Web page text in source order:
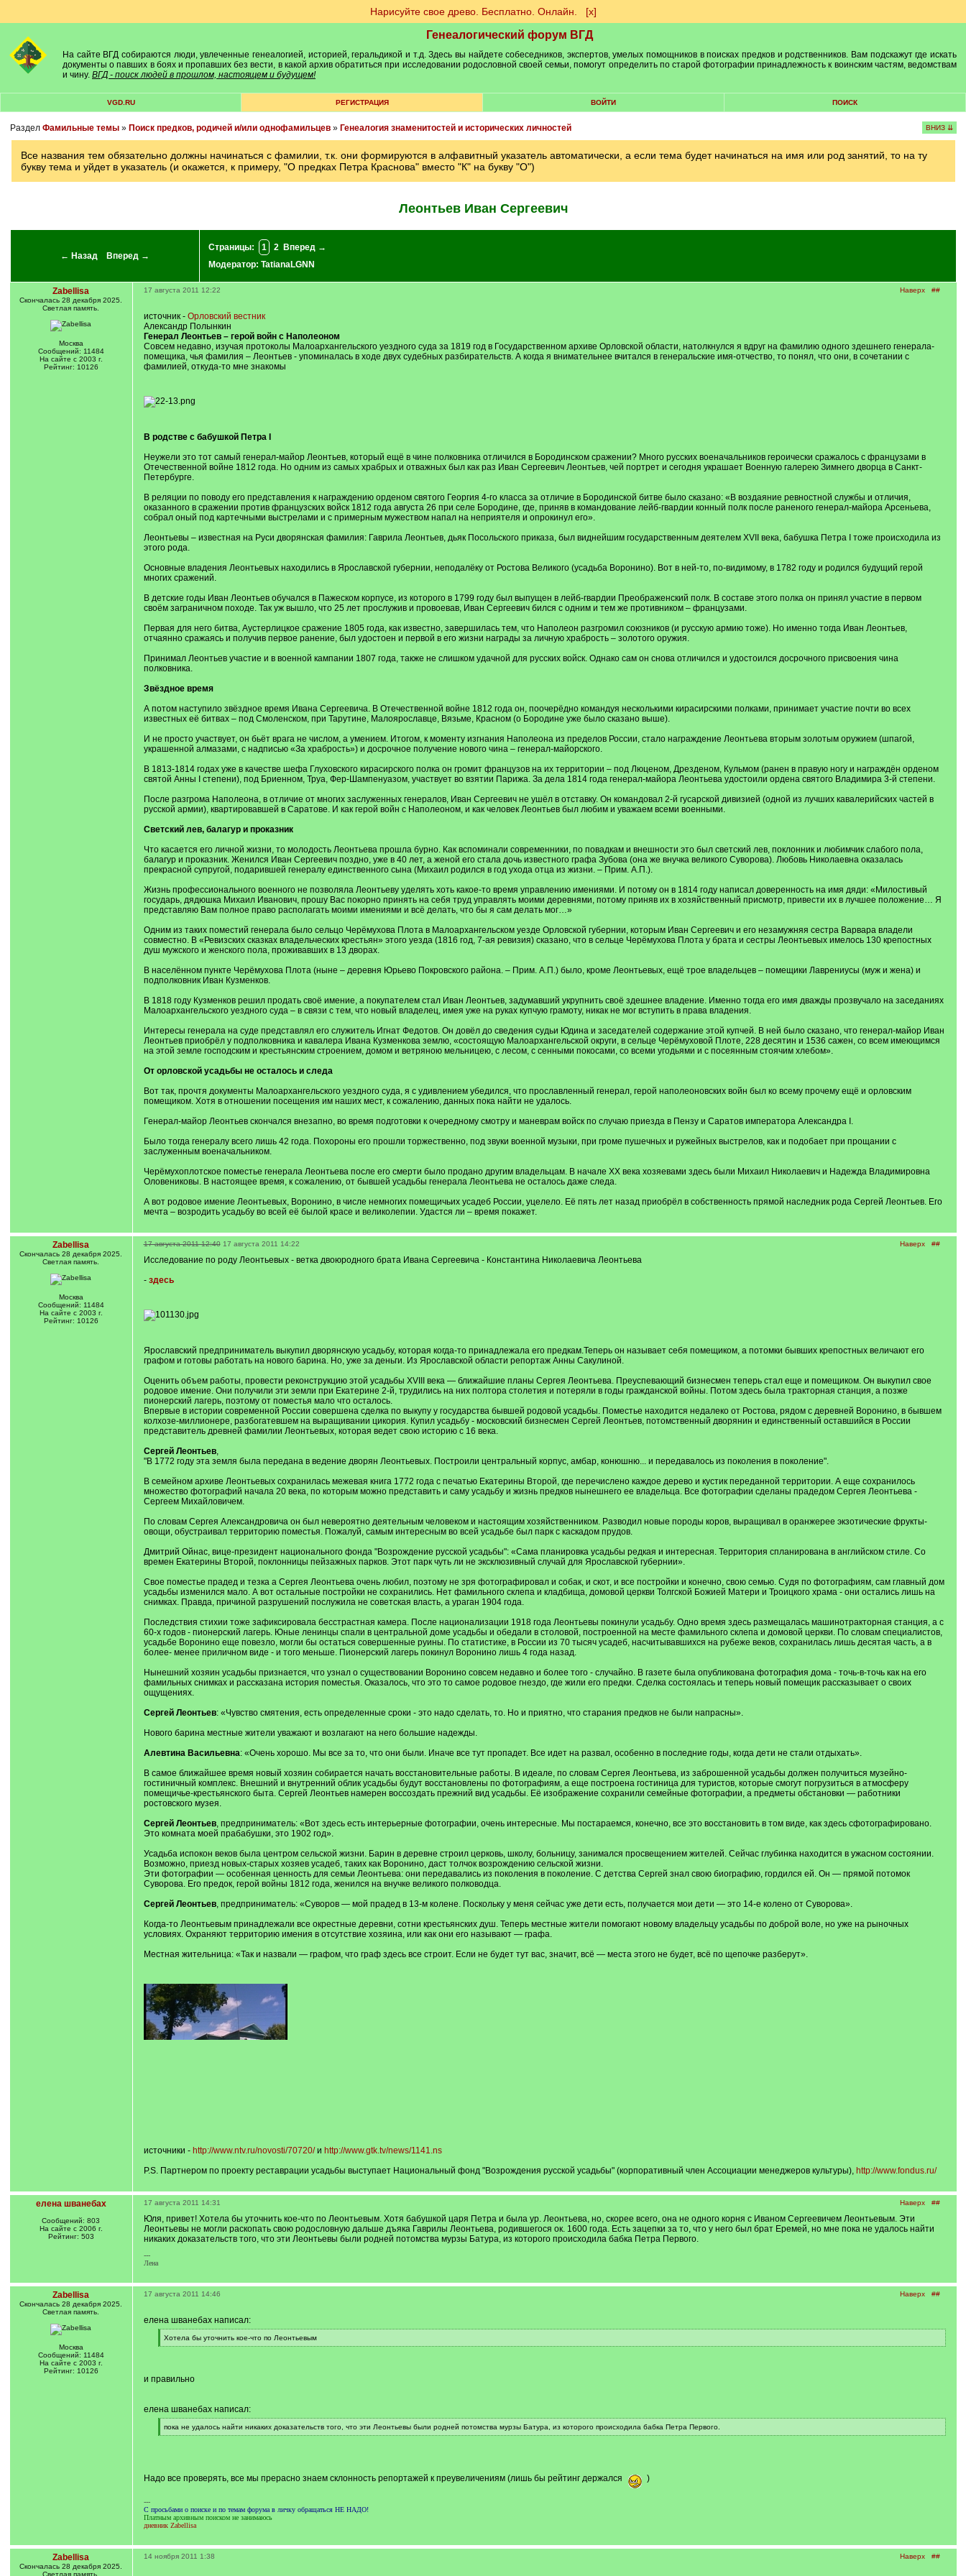
Нарисуйте свое древо. Бесплатно. Онлайн. [х]
Генеалогический форум ВГД
На сайте ВГД собираются люди, увлеченные генеалогией, историей, геральдикой и т.д. Здесь вы найдете собеседников, экспертов, умелых помощников в поисках предков и родственников. Вам подскажут где искать
документы о павших в боях и пропавших без вести, в какой архив обратиться при исследовании родословной своей семьи, помогут определить по старой фотографии принадлежность к воинским частям, ведомствам
и чину. ВГД - поиск людей в прошлом, настоящем и будущем!
VGD.RU РЕГИСТРАЦИЯ ВОЙТИ ПОИСК
Раздел Фамильные темы» Поиск предков, родичей и/или однофамильцев» Генеалогия знаменитостей и исторических личностей ВНИЗ ⇊
Все названия тем обязательно должны начинаться с фамилии, т.к. они формируются в алфавитный указатель автоматически, а если тема будет начинаться на имя или род занятий, то на ту
букву тема и уйдет в указатель (и окажется, к примеру, "О предках Петра Краснова" вместо "К" на букву "О")
Леонтьев Иван Сергеевич
← Назад Вперед →
Страницы: 1 2
Вперед →
Модератор: TatianaLGNN
Zabellisa
Cкончалась 28 декабря 2025.
Светлая память.
Москва
Сообщений: 11484
На сайте с 2003 г.
Рейтинг: 10126
Наверх ##
17 августа 2011 12:22
источник - Орловский вестник
Александр Полынкин
Генерал Леонтьев – герой войн с Наполеоном
Совсем недавно, изучая протоколы Малоархангельского уездного суда за 1819 год в Государственном архиве Орловской области, натолкнулся я вдруг на фамилию одного здешнего генерала-
помещика, чья фамилия – Леонтьев - упоминалась в ходе двух судебных разбирательств. А когда я внимательнее вчитался в генеральские имя-отчество, то понял, что они, в сочетании с
фамилией, откуда-то мне знакомы
В родстве с бабушкой Петра I
Неужели это тот самый генерал-майор Леонтьев, который ещё в чине полковника отличился в Бородинском сражении? Много русских военачальников героически сражалось с французами в
Отечественной войне 1812 года. Но одним из самых храбрых и отважных был как раз Иван Сергеевич Леонтьев, чей портрет и сегодня украшает Военную галерею Зимнего дворца в Санкт-
Петербурге.
В реляции по поводу его представления к награждению орденом святого Георгия 4-го класса за отличие в Бородинской битве было сказано: «В воздаяние ревностной службы и отличия,
оказанного в сражении против французских войск 1812 года августа 26 при селе Бородине, где, приняв в командование лейб-гвардии конный полк после раненого генерал-майора Арсеньева,
собрал оный под картечными выстрелами и с примерным мужеством напал на неприятеля и опрокинул его».
Леонтьевы – известная на Руси дворянская фамилия: Гаврила Леонтьев, дьяк Посольского приказа, был виднейшим государственным деятелем XVII века, бабушка Петра I тоже происходила из
этого рода.
Основные владения Леонтьевых находились в Ярославской губернии, неподалёку от Ростова Великого (усадьба Воронино). Вот в ней-то, по-видимому, в 1782 году и родился будущий герой
многих сражений.
В детские годы Иван Леонтьев обучался в Пажеском корпусе, из которого в 1799 году был выпущен в лейб-гвардии Преображенский полк. В составе этого полка он принял участие в первом
своём заграничном походе. Так уж вышло, что 25 лет прослужив и провоевав, Иван Сергеевич бился с одним и тем же противником – французами.
Первая для него битва, Аустерлицкое сражение 1805 года, как известно, завершилась тем, что Наполеон разгромил союзников (и русскую армию тоже). Но именно тогда Иван Леонтьев,
отчаянно сражаясь и получив первое ранение, был удостоен и первой в его жизни награды за личную храбрость – золотого оружия.
Принимал Леонтьев участие и в военной кампании 1807 года, также не слишком удачной для русских войск. Однако сам он снова отличился и удостоился досрочного присвоения чина
полковника.
Звёздное время
А потом наступило звёздное время Ивана Сергеевича. В Отечественной войне 1812 года он, поочерёдно командуя несколькими кирасирскими полками, принимает участие почти во всех
известных её битвах – под Смоленском, при Тарутине, Малоярославце, Вязьме, Красном (о Бородине уже было сказано выше).
И не просто участвует, он бьёт врага не числом, а умением. Итогом, к моменту изгнания Наполеона из пределов России, стало награждение Леонтьева вторым золотым оружием (шпагой,
украшенной алмазами, с надписью «За храбрость») и досрочное получение нового чина – генерал-майорского.
В 1813-1814 годах уже в качестве шефа Глуховского кирасирского полка он громит французов на их территории – под Люценом, Дрезденом, Кульмом (ранен в правую ногу и награждён орденом
святой Анны I степени), под Бриенном, Труа, Фер-Шампенуазом, участвует во взятии Парижа. За дела 1814 года генерал-майора Леонтьева удостоили ордена святого Владимира 3-й степени.
После разгрома Наполеона, в отличие от многих заслуженных генералов, Иван Сергеевич не ушёл в отставку. Он командовал 2-й гусарской дивизией (одной из лучших кавалерийских частей в
русской армии), квартировавшей в Саратове. И как герой войн с Наполеоном, и как человек Леонтьев был любим и уважаем всеми военными.
Светский лев, балагур и проказник
Что касается его личной жизни, то молодость Леонтьева прошла бурно. Как вспоминали современники, по повадкам и внешности это был светский лев, поклонник и любимчик слабого пола,
балагур и проказник. Женился Иван Сергеевич поздно, уже в 40 лет, а женой его стала дочь известного графа Зубова (она же внучка великого Суворова). Любовь Николаевна оказалась
прекрасной супругой, подарившей генералу единственного сына (Михаил родился в год ухода отца из жизни. – Прим. А.П.).
Жизнь профессионального военного не позволяла Леонтьеву уделять хоть какое-то время управлению имениями. И потому он в 1814 году написал доверенность на имя дяди: «Милостивый
государь, дядюшка Михаил Иванович, прошу Вас покорно принять на себя труд управлять моими деревнями, потому приняв их в хозяйственный присмотр, привести их в лучшее положение… Я
представляю Вам полное право располагать моими имениями и всё делать, что бы я сам делать мог…»
Одним из таких поместий генерала было сельцо Черёмухова Плота в Малоархангельском уезде Орловской губернии, которым Иван Сергеевич и его незамужняя сестра Варвара владели
совместно. В «Ревизских сказках владельческих крестьян» этого уезда (1816 год, 7-ая ревизия) сказано, что в сельце Черёмухова Плота у брата и сестры Леонтьевых имелось 130 крепостных
душ мужского и женского пола, проживавших в 13 дворах.
В населённом пункте Черёмухова Плота (ныне – деревня Юрьево Покровского района. – Прим. А.П.) было, кроме Леонтьевых, ещё трое владельцев – помещики Лаврениусы (муж и жена) и
подполковник Иван Кузменков.
В 1818 году Кузменков решил продать своё имение, а покупателем стал Иван Леонтьев, задумавший укрупнить своё здешнее владение. Именно тогда его имя дважды прозвучало на заседаниях
Малоархангельского уездного суда – в связи с тем, что новый владелец, имея уже на руках купчую грамоту, никак не мог вступить в права владения.
Интересы генерала на суде представлял его служитель Игнат Федотов. Он довёл до сведения судьи Юдина и заседателей содержание этой купчей. В ней было сказано, что генерал-майор Иван
Леонтьев приобрёл у подполковника и кавалера Ивана Кузменкова землю, «состоящую Малоархангельской округи, в сельце Черёмуховой Плоте, 228 десятин и 1536 сажен, со всем имеющимся
на этой земле господским и крестьянским строением, домом и ветряною мельницею, с лесом, с сенными покосами, со всеми угодьями и с посеянным стоячим хлебом».
От орловской усадьбы не осталось и следа
Вот так, прочтя документы Малоархангельского уездного суда, я с удивлением убедился, что прославленный генерал, герой наполеоновских войн был ко всему прочему ещё и орловским
помещиком. Хотя в отношении посещения им наших мест, к сожалению, данных пока найти не удалось.
Генерал-майор Леонтьев скончался внезапно, во время подготовки к очередному смотру и маневрам войск по случаю приезда в Пензу и Саратов императора Александра I.
Было тогда генералу всего лишь 42 года. Похороны его прошли торжественно, под звуки военной музыки, при громе пушечных и ружейных выстрелов, как и подобает при прощании с
заслуженным военачальником.
Черёмухоплотское поместье генерала Леонтьева после его смерти было продано другим владельцам. В начале XX века хозяевами здесь были Михаил Николаевич и Надежда Владимировна
Оловениковы. В настоящее время, к сожалению, от бывшей усадьбы генерала Леонтьева не осталось даже следа.
А вот родовое имение Леонтьевых, Воронино, в числе немногих помещичьих усадеб России, уцелело. Её пять лет назад приобрёл в собственность прямой наследник рода Сергей Леонтьев. Его
мечта – возродить усадьбу во всей её былой красе и великолепии. Удастся ли – время покажет.
Zabellisa
Cкончалась 28 декабря 2025.
Светлая память.
Москва
Сообщений: 11484
На сайте с 2003 г.
Рейтинг: 10126
Наверх ##
17 августа 2011 12:40 17 августа 2011 14:22
Исследование по роду Леонтьевых - ветка двоюродного брата Ивана Сергеевича - Константина Николаевича Леонтьева
- здесь
Ярославский предприниматель выкупил дворянскую усадьбу, которая когда-то принадлежала его предкам.Теперь он называет себя помещиком, а потомки бывших крепостных величают его
графом и готовы работать на нового барина. Но, уже за деньги. Из Ярославской области репортаж Анны Сакулиной.
Оценить объем работы, провести реконструкцию этой усадьбы XVIII века — ближайшие планы Сергея Леонтьева. Преуспевающий бизнесмен теперь стал еще и помещиком. Он выкупил свое
родовое имение. Они получили эти земли при Екатерине 2-й, трудились на них полтора столетия и потеряли в годы гражданской войны. Потом здесь была тракторная станция, а позже
пионерский лагерь, поэтому от поместья мало что осталось.
Впервые в истории современной России совершена сделка по выкупу у государства бывшей родовой усадьбы. Поместье находится недалеко от Ростова, рядом с деревней Воронино, в бывшем
колхозе-миллионере, разбогатевшем на выращивании цикория. Купил усадьбу - московский бизнесмен Сергей Леонтьев, потомственный дворянин и единственный оставшийся в России
представитель древней фамилии Леонтьевых, которая ведет свою историю с 16 века.
Сергей Леонтьев,
"В 1772 году эта земля была передана в ведение дворян Леонтьевых. Построили центральный корпус, амбар, конюшню... и передавалось из поколения в поколение".
В семейном архиве Леонтьевых сохранилась межевая книга 1772 года с печатью Екатерины Второй, где перечислено каждое дерево и кустик переданной территории. А еще сохранилось
множество фотографий начала 20 века, по которым можно представить и саму усадьбу и жизнь предков нынешнего ее владельца. Все фотографии сделаны прадедом Сергея Леонтьева -
Сергеем Михайловичем.
По словам Сергея Александровича он был невероятно деятельным человеком и настоящим хозяйственником. Разводил новые породы коров, выращивал в оранжерее экзотические фрукты-
овощи, обустраивал территорию поместья. Пожалуй, самым интересным во всей усадьбе был парк с каскадом прудов.
Дмитрий Ойнас, вице-президент национального фонда "Возрождение русской усадьбы": «Сама планировка усадьбы редкая и интересная. Территория спланирована в английском стиле. Со
времен Екатерины Второй, поклонницы пейзажных парков. Этот парк чуть ли не эксклюзивный случай для Ярославской губернии».
Свое поместье прадед и тезка а Сергея Леонтьева очень любил, поэтому не зря фотографировал и собак, и скот, и все постройки и конечно, свою семью. Судя по фотографиям, сам главный дом
усадьбы изменился мало. А вот остальные постройки не сохранились. Нет фамильного склепа и кладбища, домовой церкви Толгской Божией Матери и Троицкого храма - они остались лишь на
снимках. Правда, причиной разрушений послужила не советская власть, а ураган 1904 года.
Последствия стихии тоже зафиксировала бесстрастная камера. После национализации 1918 года Леонтьевы покинули усадьбу. Одно время здесь размещалась машинотракторная станция, а с
60-х годов - пионерский лагерь. Юные ленинцы спали в центральной доме усадьбы и обедали в столовой, построенной на месте фамильного склепа и домовой церкви. По словам специалистов,
усадьбе Воронино еще повезло, могли бы остаться совершенные руины. По статистике, в России из 70 тысяч усадеб, насчитывавшихся на рубеже веков, сохранилась лишь десятая часть, а в
более- менее приличном виде - и того меньше. Пионерский лагерь покинул Воронино лишь 4 года назад.
Нынешний хозяин усадьбы признается, что узнал о существовании Воронино совсем недавно и более того - случайно. В газете была опубликована фотография дома - точь-в-точь как на его
фамильных снимках и рассказана история поместья. Оказалось, что это то самое родовое гнездо, где жили его предки. Сделка состоялась и теперь новый помещик рассказывает о своих
ощущениях.
Сергей Леонтьев: «Чувство смятения, есть определенные сроки - это надо сделать, то. Но и приятно, что старания предков не были напрасны».
Нового барина местные жители уважают и возлагают на него большие надежды.
Алевтина Васильевна: «Очень хорошо. Мы все за то, что они были. Иначе все тут пропадет. Все идет на развал, особенно в последние годы, когда дети не стали отдыхать».
В самое ближайшее время новый хозяин собирается начать восстановительные работы. В идеале, по словам Сергея Леонтьева, из заброшенной усадьбы должен получиться музейно-
гостиничный комплекс. Внешний и внутренний облик усадьбы будут восстановлены по фотографиям, а еще построена гостиница для туристов, которые смогут погрузиться в атмосферу
помещичье-крестьянского быта. Сергей Леонтьев намерен воссоздать прежний вид усадьбы. Её изображение сохранили семейные фотографии, а предметы обстановки — работники
ростовского музея.
Сергей Леонтьев, предприниматель: «Вот здесь есть интерьерные фотографии, очень интересные. Мы постараемся, конечно, все это восстановить в том виде, как здесь сфотографировано.
Это комната моей прабабушки, это 1902 год».
Усадьба испокон веков была центром сельской жизни. Барин в деревне строил церковь, школу, больницу, занимался просвещением жителей. Сейчас глубинка находится в ужасном состоянии.
Возможно, приезд новых-старых хозяев усадеб, таких как Воронино, даст толчок возрождению сельской жизни.
Эти фотографии — особенная ценность для семьи Леонтьева: они передавались из поколения в поколение. С детства Сергей знал свою биографию, гордился ей. Он — прямой потомок
Суворова. Его предок, герой войны 1812 года, женился на внучке великого полководца.
Сергей Леонтьев, предприниматель: «Суворов — мой прадед в 13-м колене. Поскольку у меня сейчас уже дети есть, получается мои дети — это 14-е колено от Суворова».
Когда-то Леонтьевым принадлежали все окрестные деревни, сотни крестьянских душ. Теперь местные жители помогают новому владельцу усадьбы по доброй воле, но уже на рыночных
условиях. Охраняют территорию имения в отсутствие хозяина, или как они его называют — графа.
Местная жительница: «Так и назвали — графом, что граф здесь все строит. Если не будет тут вас, значит, всё — места этого не будет, всё по щепочке разберут».
источники - http://www.ntv.ru/novosti/70720/и http://www.gtk.tv/news/1141.ns
P.S. Партнером по проекту реставрации усадьбы выступает Национальный фонд "Возрождения русской усадьбы" (корпоративный член Ассоциации менеджеров культуры), http://www.fondus.ru/
елена шванебах
Сообщений: 803
На сайте с 2006 г.
Рейтинг: 503
Наверх ##
17 августа 2011 14:31
Юля, привет! Хотела бы уточнить кое-что по Леонтьевым. Хотя бабушкой царя Петра и была ур. Леонтьева, но, скорее всего, она не одного корня с Иваном Сергеевичем Леонтьевым. Эти
Леонтьевы не могли раскопать свою родословную дальше дъяка Гаврилы Леонтьева, родившегося ок. 1600 года. Есть зацепки за то, что у него был брат Еремей, но мне пока не удалось найти
никаких доказательств того, что эти Леонтьевы были родней потомства мурзы Батура, из которого происходила бабка Петра Первого.
---
Лена
Zabellisa
Cкончалась 28 декабря 2025.
Светлая память.
Москва
Сообщений: 11484
На сайте с 2003 г.
Рейтинг: 10126
Наверх ##
17 августа 2011 14:46
елена шванебах написал:
[
q
Хотела бы уточнить кое-что по Леонтьевым
[
и правильно
елена шванебах написал:
[
q
пока не удалось найти никаких доказательств того, что эти Леонтьевы были родней потомства мурзы Батура, из которого происходила бабка Петра Первого.
[
Надо все проверять, все мы прерасно знаем склонность репортажей к преувеличениям (лишь бы рейтинг держался )
---
С просьбами о поиске и по темам форума в личку обращаться НЕ НАДО!
Платным архивным поиском не занимаюсь
дневник Zabellisa
Zabellisa
Cкончалась 28 декабря 2025.
Светлая память.
Наверх ##
14 ноября 2011 1:38